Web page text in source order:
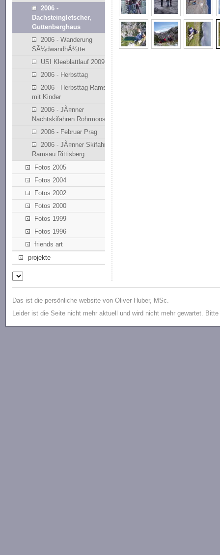
2006 -
Dachsteingletscher,
Guttenberghaus
2006 - Wanderung
SÃ¼dwandhÃ¼tte
USI Kleeblattlauf 2009
2006 - Herbsttag
2006 - Herbsttag Ramsau
mit Kinder
2006 - JÃ¤nner
Nachtskifahren Rohrmoos
2006 - Februar Prag
2006 - JÃ¤nner Skifahren
Ramsau Rittisberg
Fotos 2005
Fotos 2004
Fotos 2002
Fotos 2000
Fotos 1999
Fotos 1996
friends art
projekte
Das ist die persönliche website von Oliver Huber, MSc.
Leider ist die Seite nicht mehr aktuell und wird nicht mehr gewartet.